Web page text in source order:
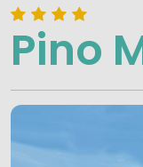
Pino